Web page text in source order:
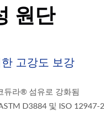
원단
고강도 보강
듀라® 섬유로 강화됨
D3884 및 ISO 12947-